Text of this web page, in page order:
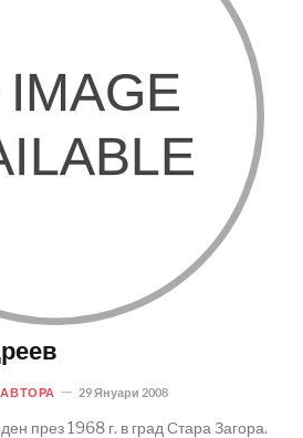
29 Януари 2008
през 1968 г. в град Стара Загора.